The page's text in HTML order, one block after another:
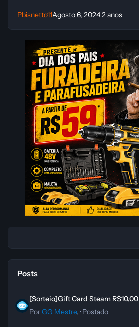
Pbisnetto11Agosto 6, 20242 anos
Posts
[Sorteio]Gift Card Steam R$10,00
PorGG Mestre, ·Postado